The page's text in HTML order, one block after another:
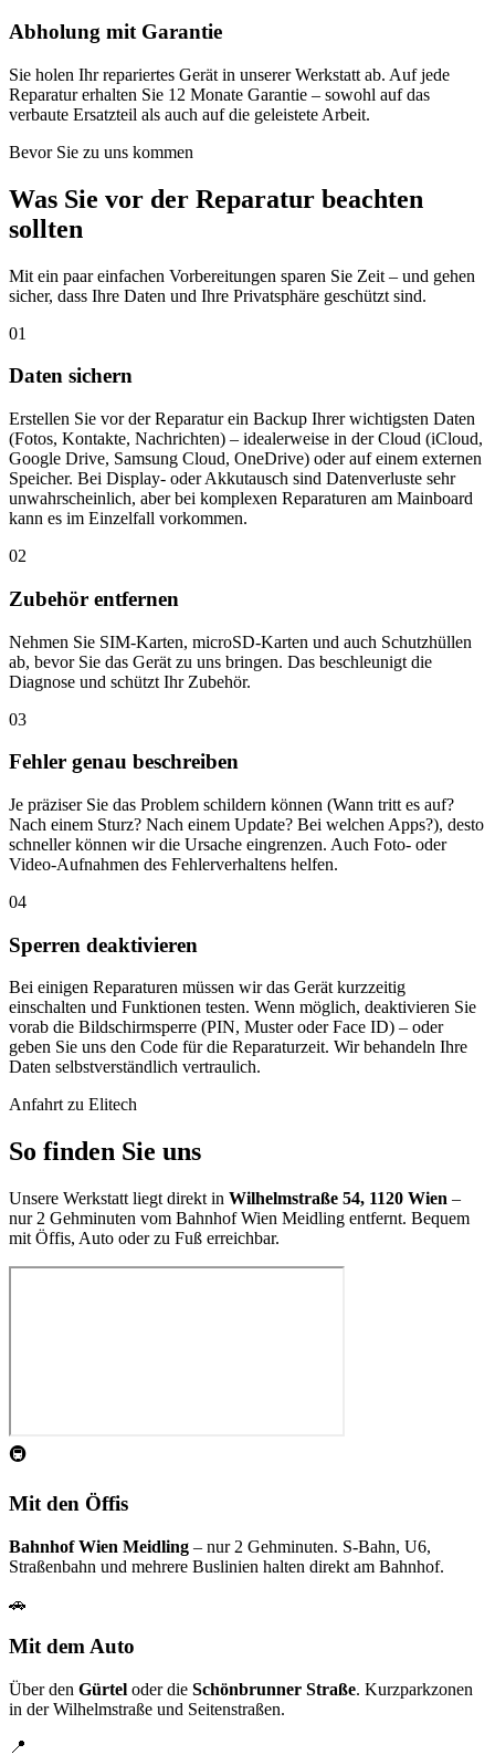
Abholung mit Garantie
Sie holen Ihr repariertes Gerät in unserer Werkstatt ab. Auf jede
Reparatur erhalten Sie 12 Monate Garantie – sowohl auf das
verbaute Ersatzteil als auch auf die geleistete Arbeit.
Bevor Sie zu uns kommen
Was Sie vor der Reparatur beachten
sollten
Mit ein paar einfachen Vorbereitungen sparen Sie Zeit – und gehen
sicher, dass Ihre Daten und Ihre Privatsphäre geschützt sind.
01
Daten sichern
Erstellen Sie vor der Reparatur ein Backup Ihrer wichtigsten Daten
(Fotos, Kontakte, Nachrichten) – idealerweise in der Cloud (iCloud,
Google Drive, Samsung Cloud, OneDrive) oder auf einem externen
Speicher. Bei Display- oder Akkutausch sind Datenverluste sehr
unwahrscheinlich, aber bei komplexen Reparaturen am Mainboard
kann es im Einzelfall vorkommen.
02
Zubehör entfernen
Nehmen Sie SIM-Karten, microSD-Karten und auch Schutzhüllen
ab, bevor Sie das Gerät zu uns bringen. Das beschleunigt die
Diagnose und schützt Ihr Zubehör.
03
Fehler genau beschreiben
Je präziser Sie das Problem schildern können (Wann tritt es auf?
Nach einem Sturz? Nach einem Update? Bei welchen Apps?), desto
schneller können wir die Ursache eingrenzen. Auch Foto- oder
Video-Aufnahmen des Fehlerverhaltens helfen.
04
Sperren deaktivieren
Bei einigen Reparaturen müssen wir das Gerät kurzzeitig
einschalten und Funktionen testen. Wenn möglich, deaktivieren Sie
vorab die Bildschirmsperre (PIN, Muster oder Face ID) – oder
geben Sie uns den Code für die Reparaturzeit. Wir behandeln Ihre
Daten selbstverständlich vertraulich.
Anfahrt zu Elitech
So finden Sie uns
Unsere Werkstatt liegt direkt in Wilhelmstraße 54, 1120 Wien –
nur 2 Gehminuten vom Bahnhof Wien Meidling entfernt. Bequem
mit Öffis, Auto oder zu Fuß erreichbar.
🚇
Mit den Öffis
Bahnhof Wien Meidling – nur 2 Gehminuten. S-Bahn, U6,
Straßenbahn und mehrere Buslinien halten direkt am Bahnhof.
🚗
Mit dem Auto
Über den Gürtel oder die Schönbrunner Straße. Kurzparkzonen
in der Wilhelmstraße und Seitenstraßen.
📍